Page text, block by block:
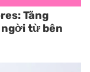
Tăng
từ bên